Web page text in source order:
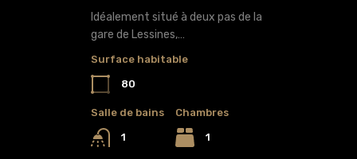
Idéalement situé à deux pas de la
gare de Lessines,…
Surface habitable
80
Salle de bains
1
Chambres
1